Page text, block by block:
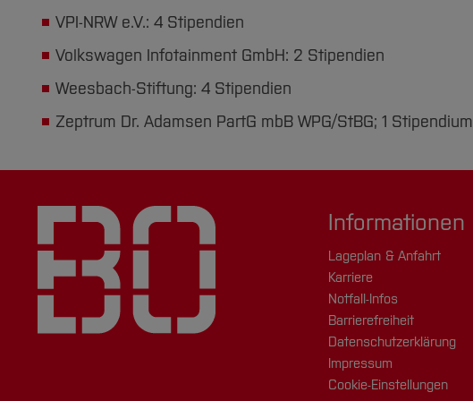
VPI-NRW e.V.: 4 Stipendien
Volkswagen Infotainment GmbH: 2 Stipendien
Weesbach-Stiftung: 4 Stipendien
Zeptrum Dr. Adamsen PartG mbB WPG/StBG; 1 Stipendium
Informationen
Lageplan & Anfahrt
Karriere
Notfall-Infos
Barrierefreiheit
Datenschutzerklärung
Impressum
Cookie-Einstellungen